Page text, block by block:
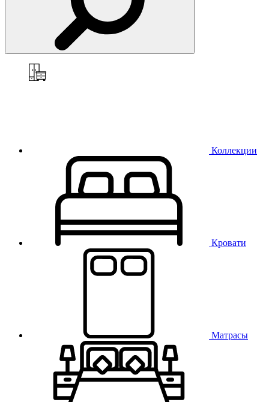
Коллекции
Кровати
Матрасы